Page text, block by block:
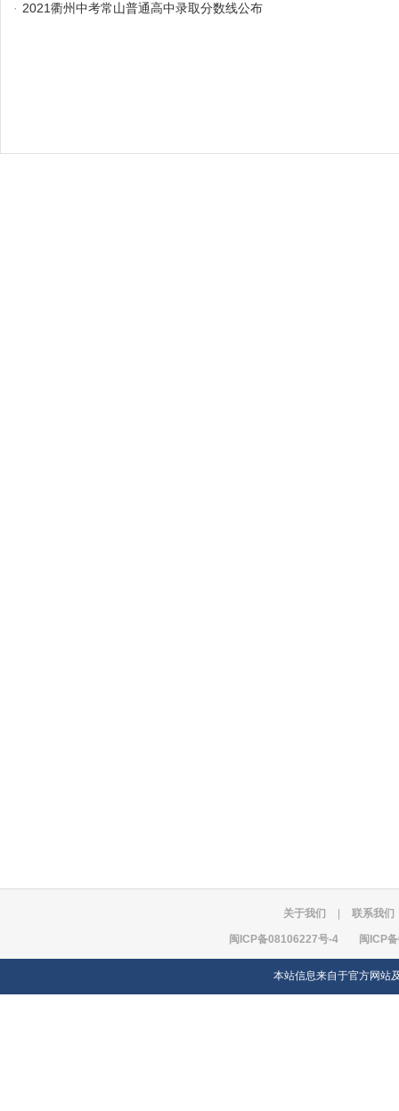
· 2021衢州中考常山普通高中录取分数线公布
关于我们 联系我们
闽ICP备08106227号-4 闽ICP
本站信息来自于官方网站